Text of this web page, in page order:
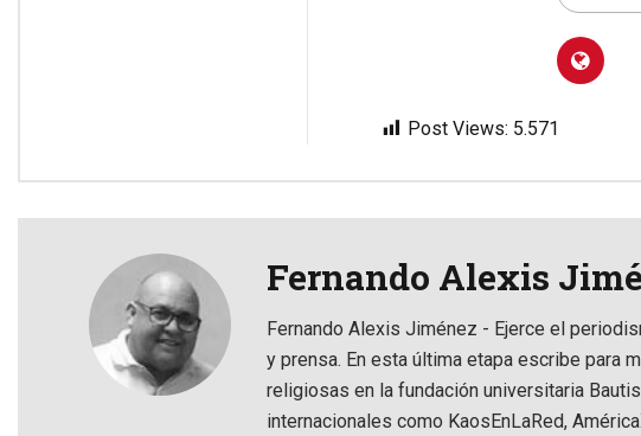
Post Views: 5.571
Fernando Alexis
Fernando Alexis Jiménez - Ejerce el
y prensa. En esta última etapa escribe para
religiosas en la fundación universitaria
internacionales como KaosEnLaRed,